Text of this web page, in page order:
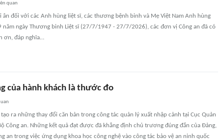
quan
ân đối với các Anh hùng liệt sĩ, các thương bệnh binh và Mẹ Việt Nam Anh hùng
năm ngày Thương binh Liệt sĩ (27/7/1947 - 27/7/2026), các đơn vị Công an đã có
ơn, đáp nghĩa…
của hành khách là thước đo
ra những thay đổi căn bản trong công tác quản lý xuất nhập cảnh tại Cục Quản
Công an. Những kết quả đạt được đã khẳng định chủ trương đúng đắn của Đảng,
an trong việc ứng dụng khoa học công nghệ vào công tác bảo vệ an ninh quốc